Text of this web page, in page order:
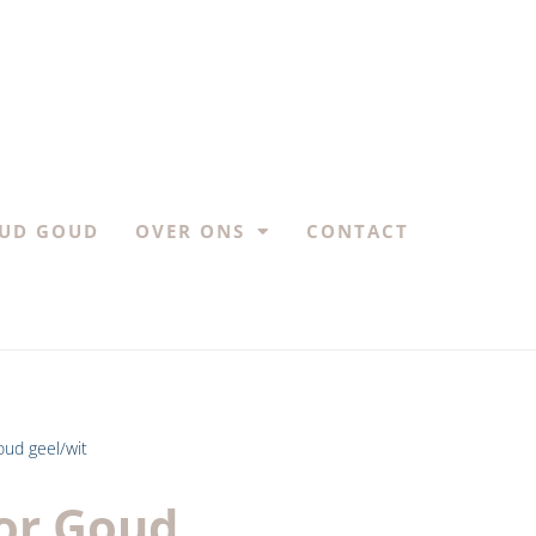
GOUD OVER ONS CONTACT
geel/wit